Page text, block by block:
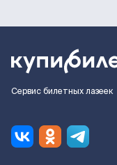
Сервис билетных лазеек